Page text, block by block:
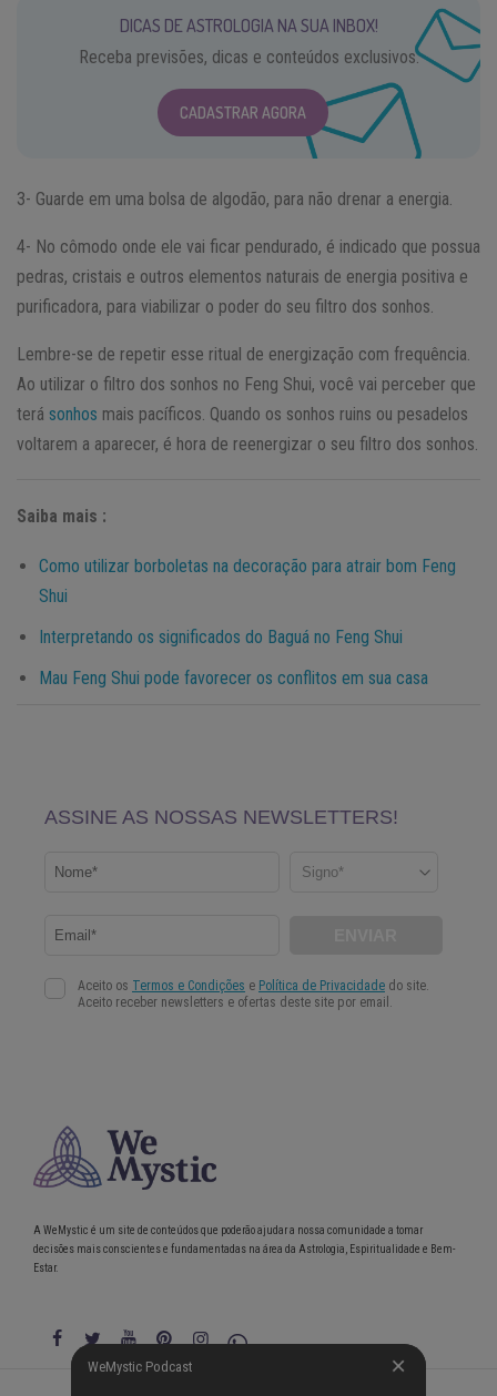
DICAS DE ASTROLOGIA NA SUA INBOX!
Receba previsões, dicas e conteúdos exclusivos.
CADASTRAR AGORA
3- Guarde em uma bolsa de algodão, para não drenar a energia.
4- No cômodo onde ele vai ficar pendurado, é indicado que possua
pedras, cristais e outros elementos naturais de energia positiva e
purificadora, para viabilizar o poder do seu filtro dos sonhos.
Lembre-se de repetir esse ritual de energização com frequência.
Ao utilizar o filtro dos sonhos no Feng Shui, você vai perceber que
terá sonhos mais pacíficos. Quando os sonhos ruins ou pesadelos
voltarem a aparecer, é hora de reenergizar o seu filtro dos sonhos.
Saiba mais :
Como utilizar borboletas na decoração para atrair bom Feng
Shui
Interpretando os significados do Baguá no Feng Shui
Mau Feng Shui pode favorecer os conflitos em sua casa
WeMystic Podcast
A WeMystic é um site de conteúdos que poderão ajudar a nossa comunidade a tomar
decisões mais conscientes e fundamentadas na área da Astrologia, Espiritualidade e Bem-
Estar.
WeMystic Podcast